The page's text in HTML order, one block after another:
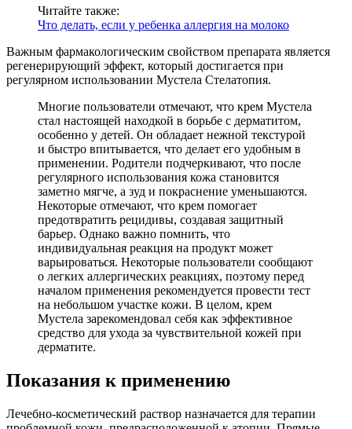
Читайте также:
Что делать, если у ребенка аллергия на молоко
Важным фармакологическим свойством препарата является
регенерирующий эффект, который достигается при
регулярном использовании Мустела Стелатопия.
Многие пользователи отмечают, что крем Мустела
стал настоящей находкой в борьбе с дерматитом,
особенно у детей. Он обладает нежной текстурой
и быстро впитывается, что делает его удобным в
применении. Родители подчеркивают, что после
регулярного использования кожа становится
заметно мягче, а зуд и покраснение уменьшаются.
Некоторые отмечают, что крем помогает
предотвратить рецидивы, создавая защитный
барьер. Однако важно помнить, что
индивидуальная реакция на продукт может
варьироваться. Некоторые пользователи сообщают
о легких аллергических реакциях, поэтому перед
началом применения рекомендуется провести тест
на небольшом участке кожи. В целом, крем
Мустела зарекомендовал себя как эффективное
средство для ухода за чувствительной кожей при
дерматите.
Показания к применению
Лечебно-косметический раствор назначается для терапии